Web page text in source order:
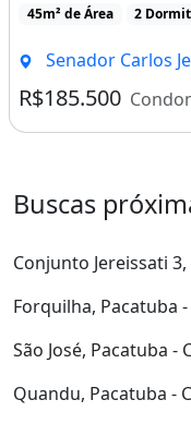
45m² de Área 2
Senador Carlos
R$185.500
Buscas
Conjunto Jereissati 3,
Forquilha, Pacatuba -
São José, Pacatuba -
Quandu, Pacatuba -